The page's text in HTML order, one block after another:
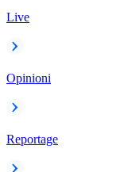
Live
Opinioni
Reportage